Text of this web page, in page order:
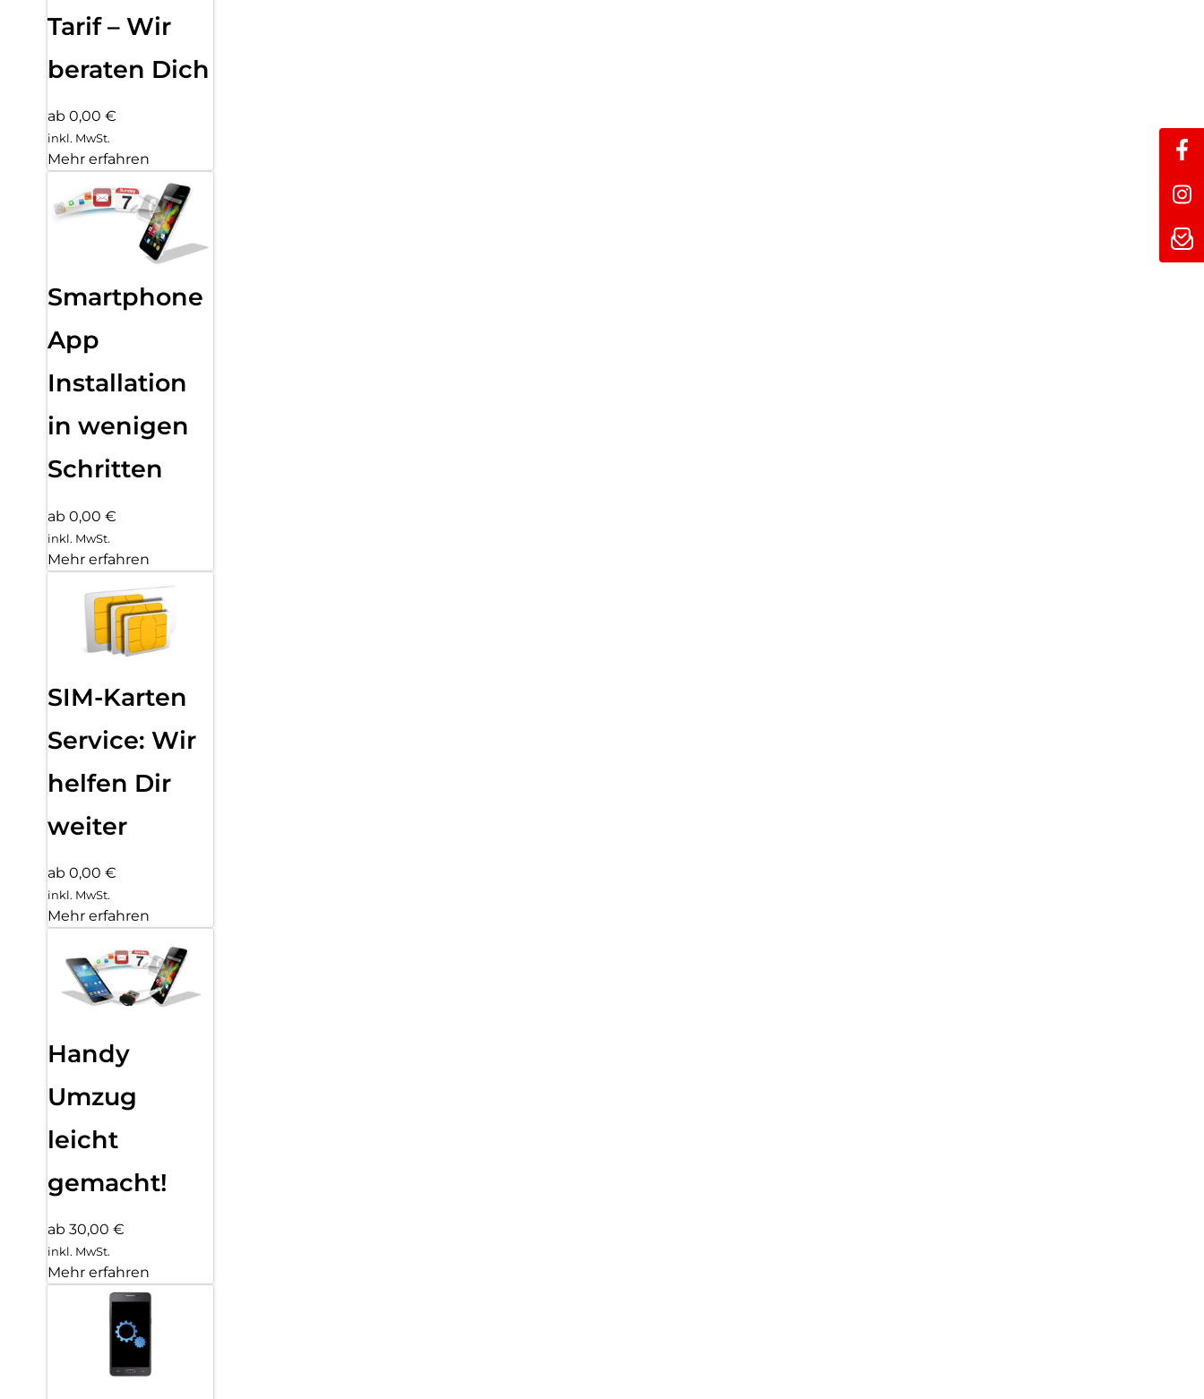
Tarif – Wir
beraten Dich
ab 0,00 €
inkl. MwSt.
Mehr erfahren
Smartphone
App
Installation
in wenigen
Schritten
ab 0,00 €
inkl. MwSt.
Mehr erfahren
SIM-Karten
Service: Wir
helfen Dir
weiter
ab 0,00 €
inkl. MwSt.
Mehr erfahren
Handy
Umzug
leicht
gemacht!
ab 30,00 €
inkl. MwSt.
Mehr erfahren